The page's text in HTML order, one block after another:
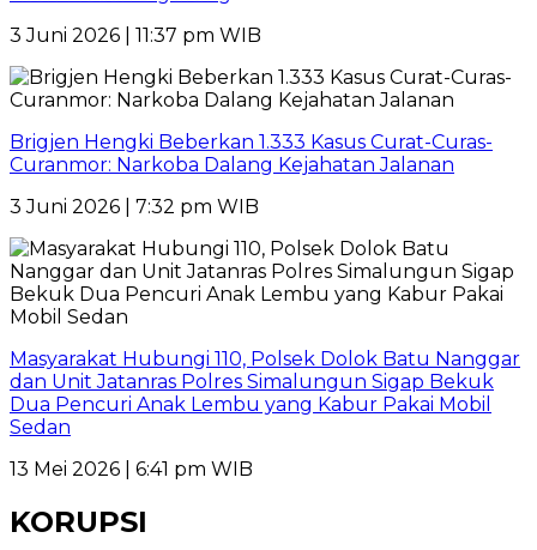
3 Juni 2026 | 11:37 pm WIB
Brigjen Hengki Beberkan 1.333 Kasus Curat-Curas-
Curanmor: Narkoba Dalang Kejahatan Jalanan
3 Juni 2026 | 7:32 pm WIB
Masyarakat Hubungi 110, Polsek Dolok Batu Nanggar
dan Unit Jatanras Polres Simalungun Sigap Bekuk
Dua Pencuri Anak Lembu yang Kabur Pakai Mobil
Sedan
13 Mei 2026 | 6:41 pm WIB
KORUPSI